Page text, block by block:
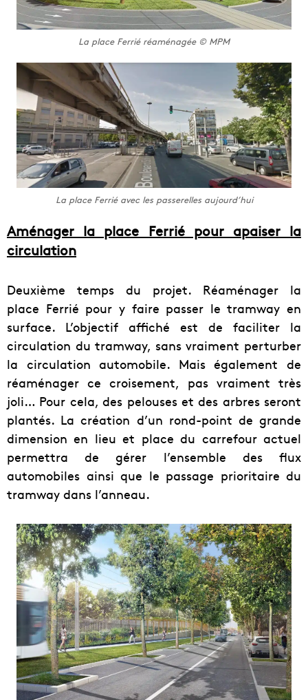
La place Ferrié réaménagée © MPM
La place Ferrié avec les passerelles aujourd’hui
Aménager la place Ferrié pour apaiser la
circulation
Deuxième temps du projet. Réaménager la
place Ferrié pour y faire passer le tramway en
surface. L’objectif affiché est de faciliter la
circulation du tramway, sans vraiment perturber
la circulation automobile. Mais également de
réaménager ce croisement, pas vraiment très
joli… Pour cela, des pelouses et des arbres seront
plantés. La création d’un rond-point de grande
dimension en lieu et place du carrefour actuel
permettra de gérer l’ensemble des flux
automobiles ainsi que le passage prioritaire du
tramway dans l’anneau.